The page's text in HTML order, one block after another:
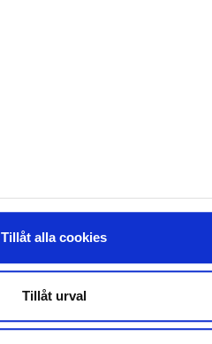
Tillåt alla cookies
Tillåt urval